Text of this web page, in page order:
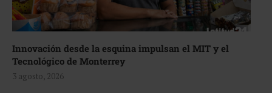
Innovación desde la esquina impulsan el MIT y el
Tecnológico de Monterrey
3 agosto, 2026